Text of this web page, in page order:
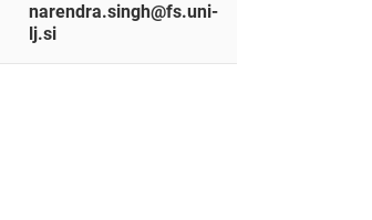
narendra.singh@fs.uni-
lj.si